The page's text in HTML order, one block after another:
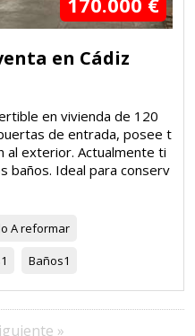
en Cádiz
en vivienda de 120
de entrada, posee t
al exterior. Actualmente ti
baños. Ideal para conserv
A reformar
1 Baños1
»